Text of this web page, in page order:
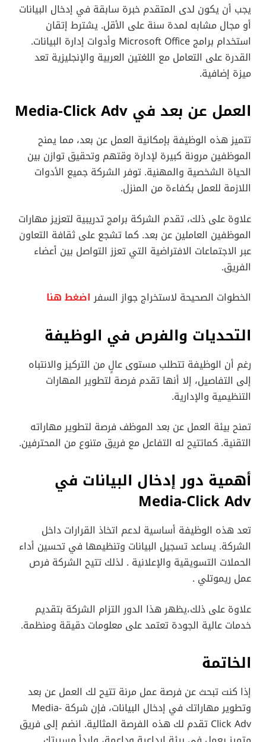
يجب أن يكون لدى المتقدم خبرة سابقة في إدخال البيانات
أو مجال مشابه لمدة سنة على الأقل. يشترط إتقان
استخدام برامج Microsoft Office وأدوات إدارة البيانات.
القدرة على التعامل مع اللغتين العربية والإنجليزية تعد
ميزة إضافية.
العمل عن بعد في Media-Click Adv
تتميز هذه الوظيفة بإمكانية العمل عن بعد، مما يمنح
الموظفين مرونة كبيرة لإدارة وقتهم وتحقيق توازن بين
الحياة الشخصية والمهنية. توفر الشركة جميع الأدوات
اللازمة للعمل بكفاءة من المنزل.
علاوة على ذلك، تقدم الشركة برامج تدريبية لتعزيز مهارات
الموظفين العاملين عن بعد. كما تشجع على ثقافة التعاون
عبر الاجتماعات الافتراضية التي تعزز التواصل بين أعضاء
الفريق.
الخطوات الصحيحة لاستخراج جواز السفر اضغط هنا
التحديات والفرص في الوظيفة
رغم أن الوظيفة تتطلب مستوى عالٍ من التركيز والانتباه
إلى التفاصيل، إلا أنها تقدم فرصة لتطوير المهارات
التنظيمية والإدارية.
تمنح بيئة العمل عن بعد الموظف فرصة لتطوير مهاراته
التقنية. كماتتيح له التفاعل مع فريق متنوع من المحترفين.
أهمية دور إدخال البيانات في
Media-Click Adv
تعد هذه الوظيفة أساسية لدعم اتخاذ القرارات داخل
الشركة. يساعد تسجيل البيانات وتنظيمها في تحسين أداء
الحملات التسويقية والإعلانية . لذلك تتيح الشركة فرص
عمل ريموتلي .
علاوة على ذلك،يظهر هذا الدور التزام الشركة بتقديم
خدمات عالية الجودة تعتمد على معلومات دقيقة ومنظمة.
الخاتمة
إذا كنت تبحث عن فرصة عمل مرنة تتيح لك العمل عن بعد
وتطوير مهاراتك في إدخال البيانات، فإن شركة Media-
Click Adv تقدم لك هذه الفرصة المثالية. انضم إلى فريق